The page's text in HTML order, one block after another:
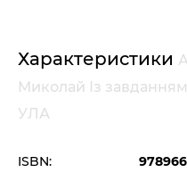
Характеристики
Миколай Із
УЛА
ISBN: